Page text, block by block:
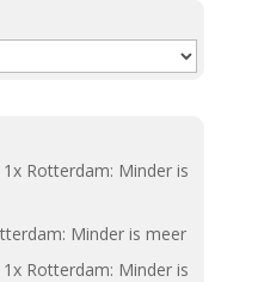
Rotterdam: Minder is
Minder is meer
Rotterdam: Minder is